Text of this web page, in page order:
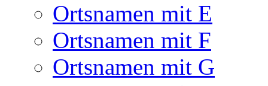
Ortsnamen mit E
Ortsnamen mit F
Ortsnamen mit G